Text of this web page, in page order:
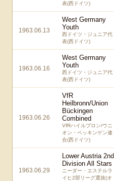
表(西ドイツ)
1963.06.13
West Germany
Youth
西ドイツ・ジュニア代
表(西ドイツ)
1963.06.16
West Germany
Youth
西ドイツ・ジュニア代
表(西ドイツ)
1963.06.26
VfR
Heilbronn/Union
Bückingen
Combined
VfRハイルブロン/ウニ
オン・ベッキンゲン連
合(西ドイツ)
1963.06.29
Lower Austria 2nd
Division All Stars
ニーダー・エステルラ
イヒ2部リーグ選抜(オ